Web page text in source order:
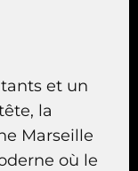
et un
la
Marseille
où le